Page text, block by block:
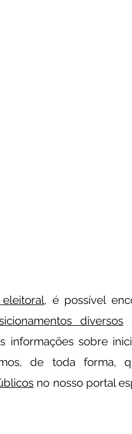
, é possível
diversos
informações sobre
de toda forma,
no nosso portal